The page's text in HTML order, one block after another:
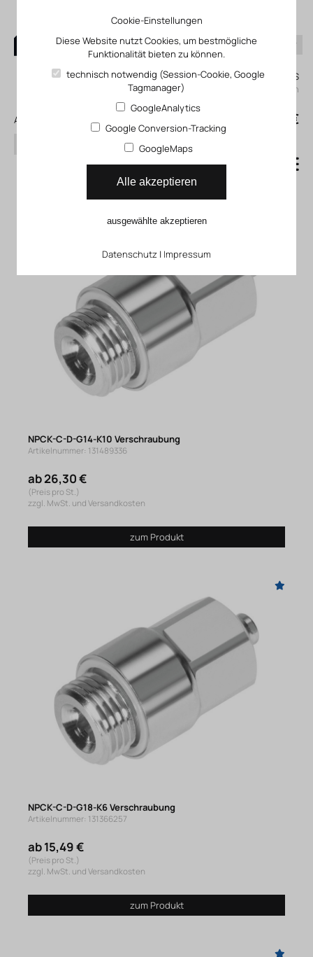
0
Mein KLEFINGHAUS
einloggen
Alle Produkte
Suchen
0,00 €
Verschraubung NPCK
NPCK-C-D-G14-K10 Verschraubung
Artikelnummer: 131489336
ab 26,30 €
(Preis pro St.)
zzgl. MwSt. und Versandkosten
zum Produkt
NPCK-C-D-G18-K6 Verschraubung
Artikelnummer: 131366257
ab 15,49 €
(Preis pro St.)
zzgl. MwSt. und Versandkosten
zum Produkt
Cookie-Einstellungen
Diese Website nutzt Cookies, um bestmögliche
Funktionalität bieten zu können.
technisch notwendig (Session-Cookie, Google
Tagmanager)
GoogleAnalytics
Google Conversion-Tracking
GoogleMaps
Alle akzeptieren
ausgewählte akzeptieren
Datenschutz | Impressum